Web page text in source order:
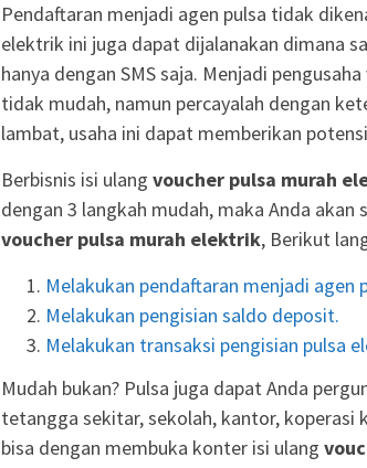
Pendaftaran menjadi agen pulsa tidak
elektrik ini juga dapat dijalanakan dimana
hanya dengan SMS saja. Menjadi pengusaha
tidak mudah, namun percayalah dengan
lambat, usaha ini dapat memberikan
Berbisnis isi ulang voucher pulsa murah
dengan 3 langkah mudah, maka Anda akan
voucher pulsa murah elektrik, Berikut
Melakukan pendaftaran menjadi agen
Melakukan pengisian saldo deposit.
Melakukan transaksi pengisian pulsa
Mudah bukan? Pulsa juga dapat Anda
tetangga sekitar, sekolah, kantor, koperasi
bisa dengan membuka konter isi ulang